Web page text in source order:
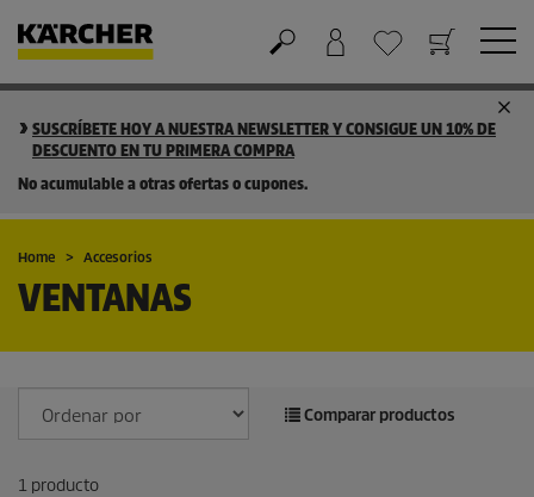
SUSCRÍBETE HOY A NUESTRA NEWSLETTER Y CONSIGUE UN 10% DE
DESCUENTO EN TU PRIMERA COMPRA
No acumulable a otras ofertas o cupones.
Home Accesorios
VENTANAS
Comparar productos
1 producto